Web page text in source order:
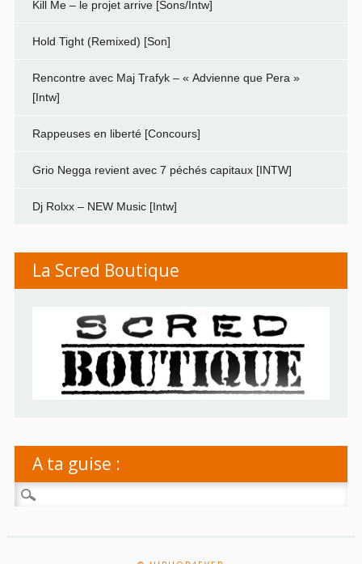
Kill Me – le projet arrive [Sons/Intw]
Hold Tight (Remixed) [Son]
Rencontre avec Maj Trafyk – « Advienne que Pera »
[Intw]
Rappeuses en liberté [Concours]
Grio Negga revient avec 7 péchés capitaux [INTW]
Dj Rolxx – NEW Music [Intw]
La Scred Boutique
A ta guise :
Rechercher :